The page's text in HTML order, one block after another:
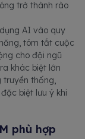
trở thành rào
AI vào quy
tóm tắt cuộc
cho đội ngũ
khác biệt lớn
truyền thống,
biệt lưu ý khi
phù hợp